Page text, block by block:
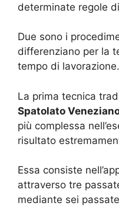
determinate regole
Due sono i
differenziano per la
tempo di lavorazione.
La prima tecnica
Spatolato
più complessa
risultato
Essa consiste
attraverso tre
mediante sei